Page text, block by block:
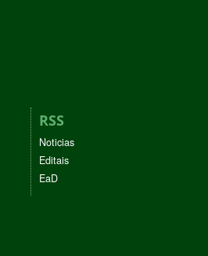
RSS
Noticias
Editais
EaD